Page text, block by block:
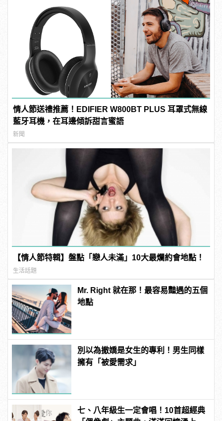
情人節送禮推薦！EDIFIER W800BT PLUS 耳罩式無線
藍牙耳機，在耳邊傾訴甜言蜜語
新聞
【情人節特輯】盤點「戀人未滿」10大最爛約會地點！
生活話題
Mr. Right 就在那！最容易豔遇的五個
地點
別以為撤嬌是女生的專利！男生同樣
擁有「被愛需求」
七、八年級生一定會唱！10首超經典